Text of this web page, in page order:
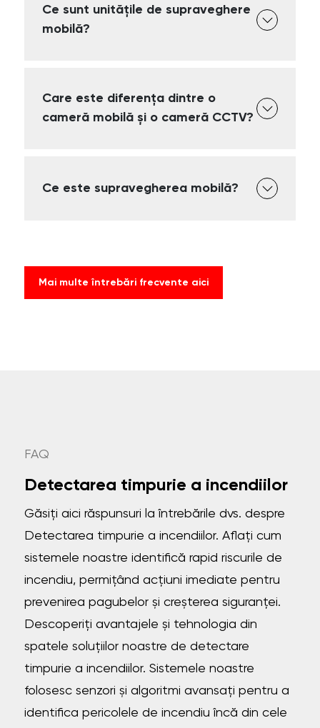
Ce sunt unitățile de supraveghere
mobilă?
Care este diferența dintre o
cameră mobilă și o cameră CCTV?
Ce este supravegherea mobilă?
Mai multe întrebări frecvente aici
FAQ
Detectarea timpurie a incendiilor
Găsiți aici răspunsuri la întrebările dvs. despre
Detectarea timpurie a incendiilor. Aflați cum
sistemele noastre identifică rapid riscurile de
incendiu, permițând acțiuni imediate pentru
prevenirea pagubelor și creșterea siguranței.
Descoperiți avantajele și tehnologia din
spatele soluțiilor noastre de detectare
timpurie a incendiilor. Sistemele noastre
folosesc senzori și algoritmi avansați pentru a
identifica pericolele de incendiu încă din cele